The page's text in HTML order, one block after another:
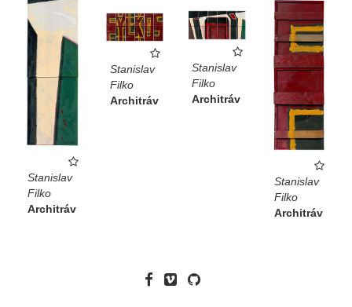
Stanislav
Filko
Architráv
Stanislav
Filko
Architráv
Stanislav
Filko
Architráv
Stanislav
Filko
Architráv